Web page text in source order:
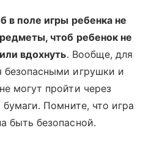
в поле игры ребенка не
чтоб ребенок не
вдохнуть. Вообще, для
безопасными игрушки и
могут пройти через
бумаги. Помните, что игра
быть безопасной.